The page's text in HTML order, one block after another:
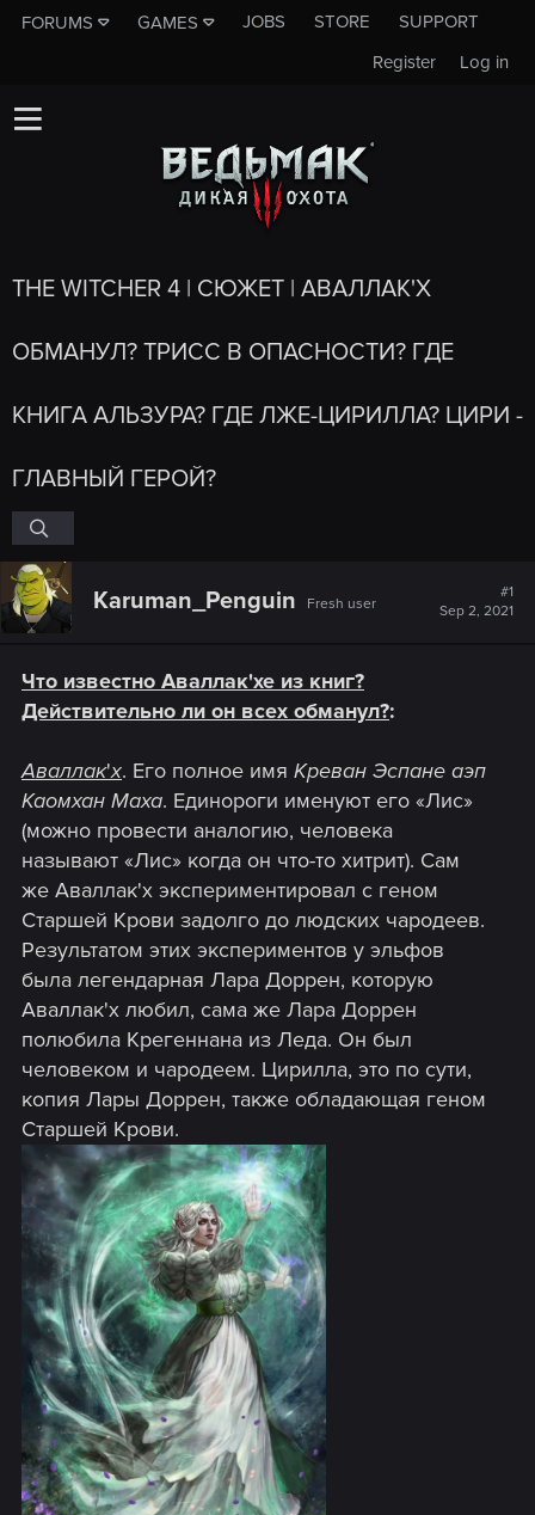
FORUMS GAMES JOBS STORE
SUPPORT
Log in
Register
THE WITCHER 4 | СЮЖЕТ | АВАЛЛАК'Х
ОБМАНУЛ? ТРИСС В ОПАСНОСТИ? ГДЕ
КНИГА АЛЬЗУРА? ГДЕ ЛЖЕ-ЦИРИЛЛА? ЦИРИ -
ГЛАВНЫЙ ГЕРОЙ?
Karuman_Penguin Fresh user
#1
Sep 2, 2021
Что известно Аваллак'хе из книг?
Действительно ли он всех обманул?:
Аваллак'х. Его полное имя Креван Эспане аэп
Каомхан Маха. Единороги именуют его «Лис»
(можно провести аналогию, человека
называют «Лис» когда он что-то хитрит). Сам
же Аваллак'х экспериментировал с геном
Старшей Крови задолго до людских чародеев.
Результатом этих экспериментов у эльфов
была легендарная Лара Доррен, которую
Аваллак'х любил, сама же Лара Доррен
полюбила Крегеннана из Леда. Он был
человеком и чародеем. Цирилла, это по сути,
копия Лары Доррен, также обладающая геном
Старшей Крови.